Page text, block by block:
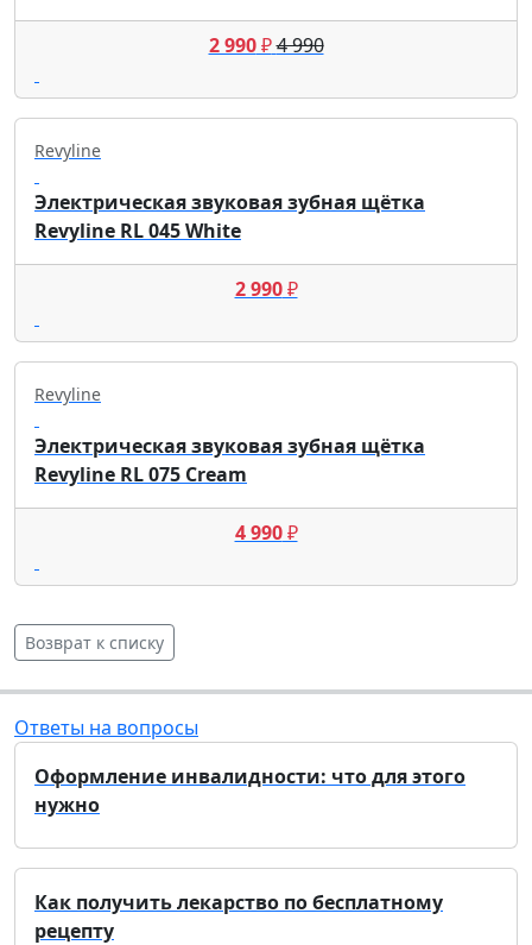
2 990₽4 990
Revyline
Электрическая звуковая зубная щётка
Revyline RL 045 White
2 990₽
Revyline
Электрическая звуковая зубная щётка
Revyline RL 075 Cream
4 990₽
Возврат к списку
Ответы на вопросы
Оформление инвалидности: что для этого
нужно
Как получить лекарство по бесплатному
рецепту